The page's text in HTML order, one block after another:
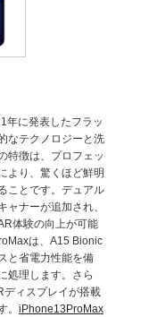
年に発表したフラッ
なテクノロジーと洗
特徴は、プロフェッ
より、驚くほど鮮明
ことです。デュアル
ナーが追加され、
体験の向上が可能
は、A15 Bionic
と省電力性能を備
処理します。さら
ィスプレイが搭載
。 iPhone13ProMax